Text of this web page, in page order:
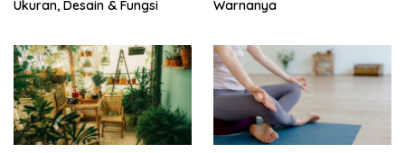
Ukuran, Desain & Fungsi
Warnanya